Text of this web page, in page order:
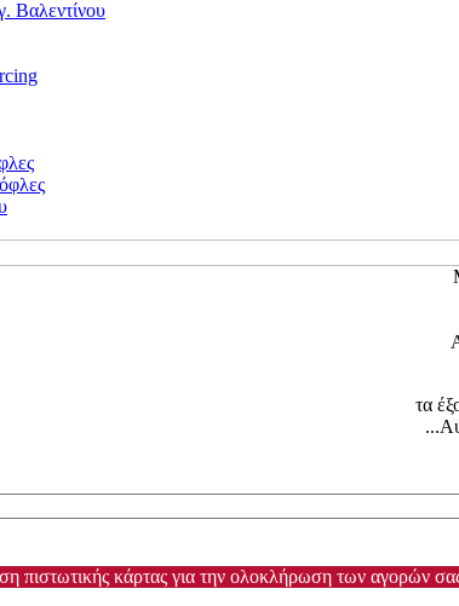
Βαλεντίνου
τα
πιστωτικής κάρτας για την ολοκλήρωση των αγορών